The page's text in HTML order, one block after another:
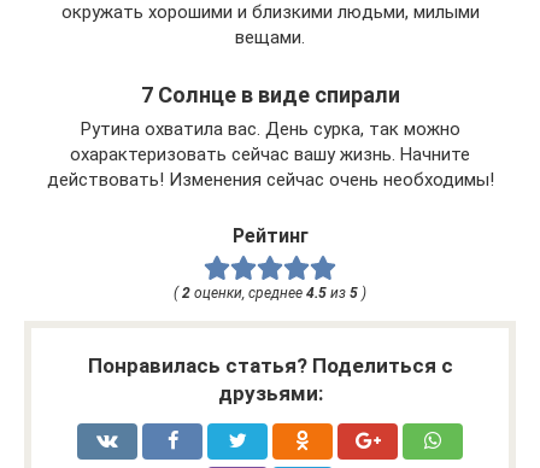
окружать хорошими и близкими людьми, милыми
вещами.
7 Солнце в виде спирали
Рутина охватила вас. День сурка, так можно
охарактеризовать сейчас вашу жизнь. Начните
действовать! Изменения сейчас очень необходимы!
Рейтинг
( 2 оценки, среднее 4.5 из 5 )
Понравилась статья? Поделиться с
друзьями: